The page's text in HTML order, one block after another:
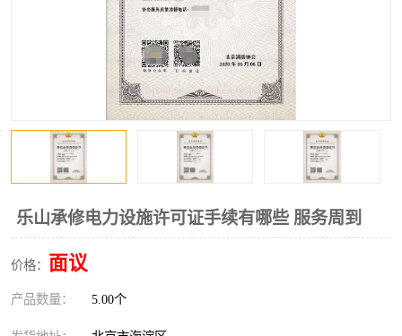
乐山承修电力设施许可证手续有哪些 服务周到
价格： 面议
产品数量： 5.00个